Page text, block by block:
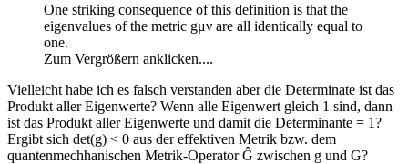
One striking consequence of this definition is that the
eigenvalues of the metric gμν are all identically equal to
one.
Zum Vergrößern anklicken....
Vielleicht habe ich es falsch verstanden aber die Determinate ist das
Produkt aller Eigenwerte? Wenn alle Eigenwert gleich 1 sind, dann
ist das Produkt aller Eigenwerte und damit die Determinante = 1?
Ergibt sich det(g) < 0 aus der effektiven Metrik bzw. dem
quantenmechhanischen Metrik-Operator Ĝ zwischen g und G?